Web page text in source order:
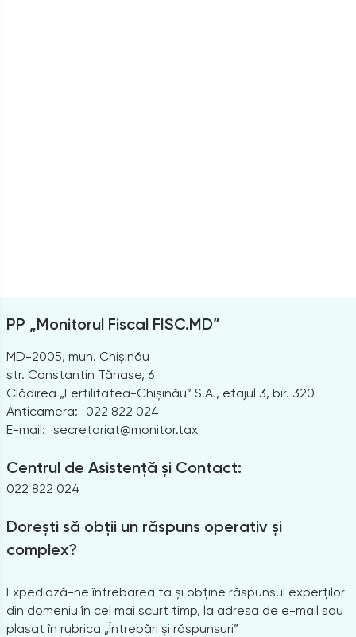
PP „Monitorul Fiscal FISC.MD”
MD-2005, mun. Chișinău
str. Constantin Tănase, 6
Clădirea „Fertilitatea-Chișinău” S.A., etajul 3, bir. 320
Anticamera:
022 822 024
E-mail: secretariat@monitor.tax
Centrul de Asistență și Contact:
022 822 024
Dorești să obții un răspuns operativ și
complex?
Expediază-ne întrebarea ta și obține răspunsul experților
din domeniu în cel mai scurt timp, la adresa de e-mail sau
plasat în rubrica „Întrebări și răspunsuri”